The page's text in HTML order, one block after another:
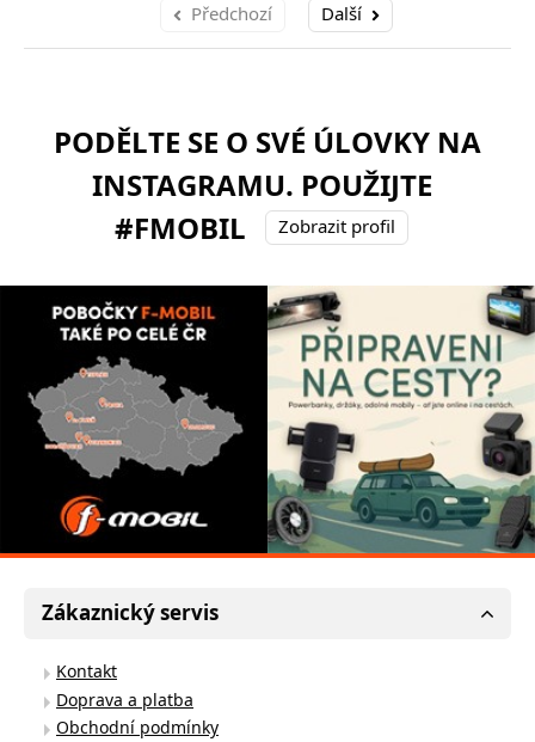
Předchozí Další
PODĚLTE SE O SVÉ ÚLOVKY NA
INSTAGRAMU. POUŽIJTE
#FMOBIL
Zobrazit profil
Zákaznický servis
Kontakt
Doprava a platba
Obchodní podmínky